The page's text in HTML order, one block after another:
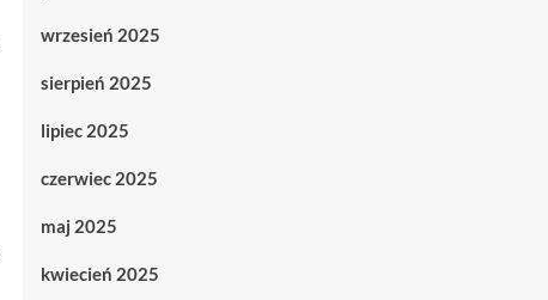
wrzesień 2025
sierpień 2025
lipiec 2025
czerwiec 2025
maj 2025
kwiecień 2025